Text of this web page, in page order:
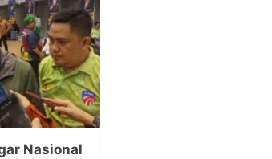
Nasional